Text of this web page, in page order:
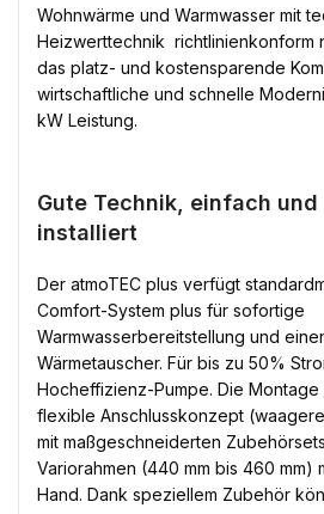
Wohnwärme und Warmwasser mit
Heizwerttechnik  richtlinienkonform
das platz- und kostensparende
wirtschaftliche und schnelle
kW Leistung.
Gute Technik, einfach
installiert
Der atmoTEC plus verfügt
Comfort-System plus für sofortige
Warmwasserbereitstellung und
Wärmetauscher. Für bis zu 50%
Hocheffizienz-Pumpe. Die
flexible Anschlusskonzept
mit maßgeschneiderten
Variorahmen (440 mm bis 460 mm)
Hand. Dank speziellem Zubehör